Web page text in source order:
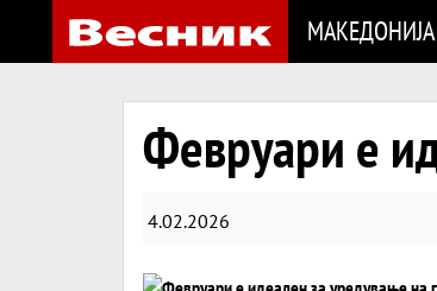
МАКЕДОНИЈА
Февруари е
4.02.2026